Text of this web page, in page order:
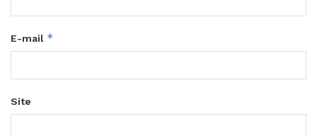
E-mail *
Site